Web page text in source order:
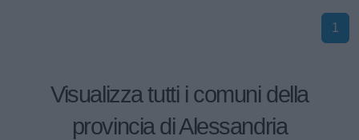
1
Visualizza tutti i comuni della
provincia di Alessandria